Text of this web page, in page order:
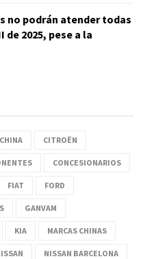
no podrán atender todas
2025, pese a la
CHINA CITROËN
CONCESIONARIOS
FIAT FORD
GANVAM
KIA MARCAS CHINAS
NISSAN BARCELONA